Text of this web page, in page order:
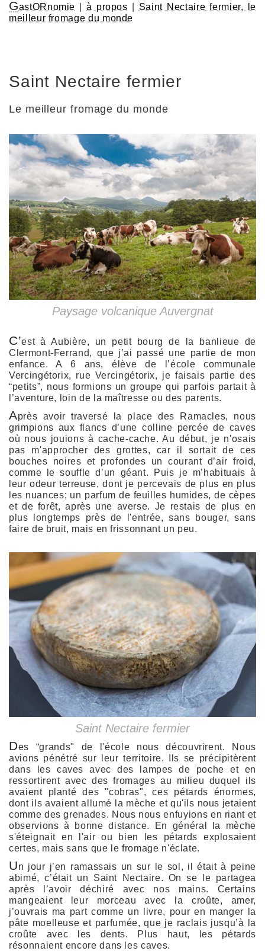
GastORnomie |à propos | Saint Nectaire fermier, le
meilleur fromage du monde
Saint Nectaire fermier
Le meilleur fromage du monde
Paysage volcanique Auvergnat
C’est à Aubière, un petit bourg de la banlieue de
Clermont-Ferrand, que j’ai passé une partie de mon
enfance. A 6 ans, élève de l’école communale
Vercingétorix, rue Vercingétorix, je faisais partie des
“petits”, nous formions un groupe qui parfois partait à
l’aventure, loin de la maîtresse ou des parents.
Après avoir traversé la place des Ramacles, nous
grimpions aux flancs d’une colline percée de caves
où nous jouions à cache-cache. Au début, je n'osais
pas m'approcher des grottes, car il sortait de ces
bouches noires et profondes un courant d’air froid,
comme le souffle d’un géant. Puis je m’habituais à
leur odeur terreuse, dont je percevais de plus en plus
les nuances; un parfum de feuilles humides, de cèpes
et de forêt, après une averse. Je restais de plus en
plus longtemps près de l'entrée, sans bouger, sans
faire de bruit, mais en frissonnant un peu.
Saint Nectaire fermier
Des “grands" de l'école nous découvrirent. Nous
avions pénétré sur leur territoire. Ils se précipitèrent
dans les caves avec des lampes de poche et en
ressortirent avec des fromages au milieu duquel ils
avaient planté des "cobras", ces pétards énormes,
dont ils avaient allumé la mèche et qu'ils nous jetaient
comme des grenades. Nous nous enfuyions en riant et
observions à bonne distance. En général la mèche
s'éteignait en l'air ou bien les pétards explosaient
certes, mais sans que le fromage n'éclate.
Un jour j’en ramassais un sur le sol, il était à peine
abimé, c’était un Saint Nectaire. On se le partagea
après l’avoir déchiré avec nos mains. Certains
mangeaient leur morceau avec la croûte, amer,
j’ouvrais ma part comme un livre, pour en manger la
pâte moelleuse et parfumée, que je raclais jusqu’à la
croûte avec les dents. Plus haut, les pétards
résonnaient encore dans les caves.